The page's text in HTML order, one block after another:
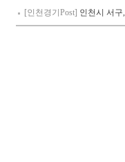
[인천경기Post] 인천시 서